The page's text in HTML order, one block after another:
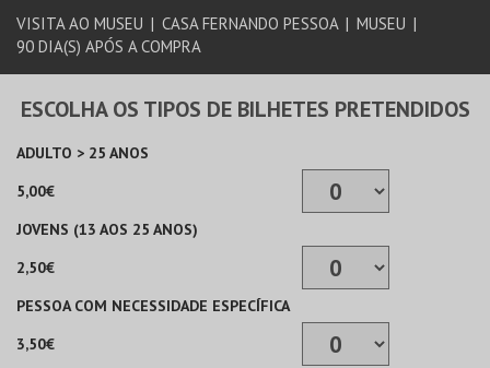
MÚSICA & FESTIVAIS
DESPORTO & AVENTURA
VISITA AO MUSEU | CASA FERNANDO PESSOA | MUSEU |
90 DIA(S) APÓS A COMPRA
ESCOLHA OS TIPOS DE BILHETES PRETENDIDOS
ADULTO > 25 ANOS
5,00€
JOVENS (13 AOS 25 ANOS)
2,50€
PESSOA COM NECESSIDADE ESPECÍFICA
3,50€